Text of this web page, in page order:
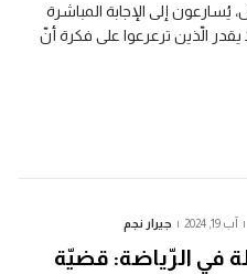
إلى الإجابة المباشرة
يقدر الّذين ترعرعوا على فكرة أنّ
آب 19, 2024 جيرار نجم
في الرّياضة: قضيّة